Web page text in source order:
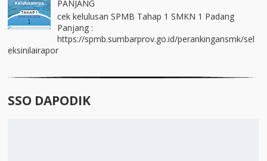
PANJANG
cek kelulusan SPMB Tahap 1 SMKN 1 Padang
Panjang :
https://spmb.sumbarprov.go.id/perankingansmk/sel
eksinilairapor
SSO DAPODIK